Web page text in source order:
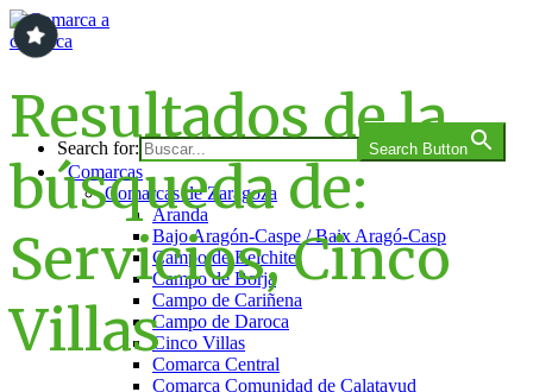
Saltar
al
contenido
Comarca a comarca
Search for: Search Button
Comarcas
Comarcas de Zaragoza
Aranda
Bajo Aragón-Caspe / Baix Aragó-Casp
Campo de Belchite
Campo de Borja
Campo de Cariñena
Campo de Daroca
Cinco Villas
Comarca Central
Comarca Comunidad de Calatayud
Resultados de la
búsqueda de:
Servicios, Cinco
Villas